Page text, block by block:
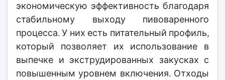
экономическую эффективность благодаря
стабильному выходу пивоваренного
процесса. У них есть питательный профиль,
который позволяет их использование в
выпечке и экструдированных закусках с
повышенным уровнем включения. Отходы